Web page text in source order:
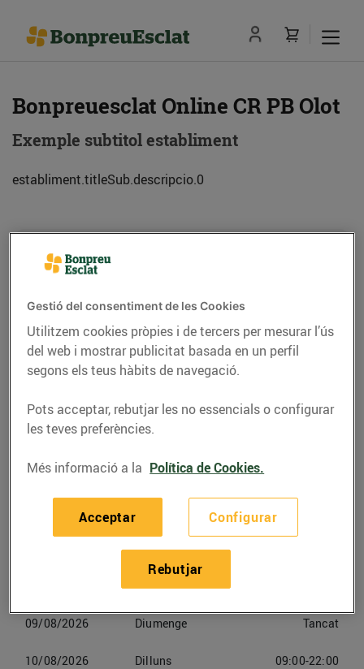
Bonpreuesclat Online CR PB Olot
Exemple subtitol establiment
establiment.titleSub.descripcio.0
Adreça
Telèfon Trucar-hi
Horaris Bonpreuesclat Online Olot
06/08/2026 Dijous 09:00-22:00
Divendres
Dissabte
09/08/2026 Diumenge Tancat
10/08/2026 Dilluns 09:00-22:00
Gestió del consentiment de les Cookies
Utilitzem cookies pròpies i de tercers per mesurar l’ús
del web i mostrar publicitat basada en un perfil
segons els teus hàbits de navegació.
Pots acceptar, rebutjar les no essencials o configurar
les teves preferències.
Més informació a la Política de Cookies.
Configurar
Rebutjar
Acceptar